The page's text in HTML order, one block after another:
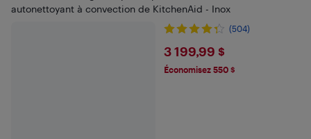
autonettoyant à convection de KitchenAid - Inox
(504)
$3199.99
3 199,99 $
Économisez 550 $